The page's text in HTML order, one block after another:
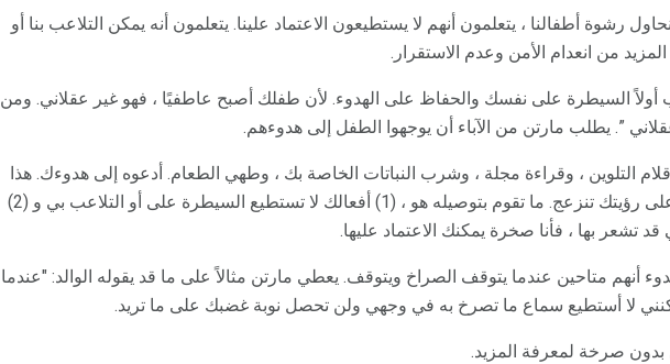
رشوة أطفالنا ، يتعلمون أنهم لا يستطيعون الاعتماد علينا. يتعلمون أنه يمكن التلاعب بنا أو
من انعدام الأمن وعدم الاستقرار.
السيطرة على نفسك والحفاظ على الهدوء. لأن طفلك أصبح عاطفيًا ، فهو غير عقلاني. ومن
”. يطلب مارتن من الآباء أن يوجهوا الطفل إلى هدوءهم.
التلوين ، وقراءة مجلة ، وشرب النباتات الخاصة بك ، وطهي الطعام. أدعوه إلى هدوءك. هذا
سوف يفزعه في البداية لأنه اعتاد على رؤيتك تنزعج. ما تقوم بتوصيله هو ، (1) أفعالك لا تستطيع السيطرة على أو التلاعب بي و (2)
بها ، فأنا صخرة يمكنك الاعتماد عليها.
أنهم متاحين عندما يتوقف الصراخ ويتوقف. يعطي مارتن مثالاً على ما قد يقوله الوالد: "عندما
لا أستطيع سماع ما تصرخ به في وجهي ولن تحصل نوبة غضبك على ما تريد.
صرخة لمعرفة المزيد.